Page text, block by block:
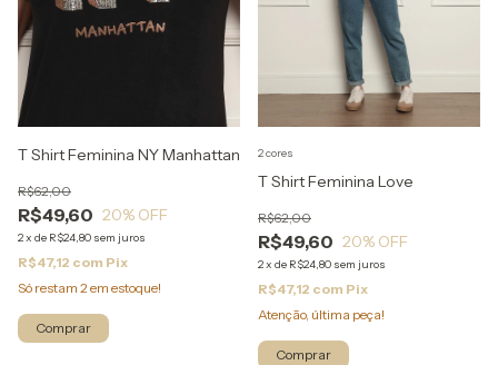
T Shirt Feminina NY Manhattan
R$49,60
R$62,00
20% OFF
2x de R$24,80 sem juros
R$47,12 com Pix
Só restam 2em estoque!
Comprar
T Shirt Feminina Love
R$49,60
R$62,00
20% OFF
2x de R$24,80 sem juros
R$47,12 com Pix
Atenção, última peça!
2 cores
Comprar